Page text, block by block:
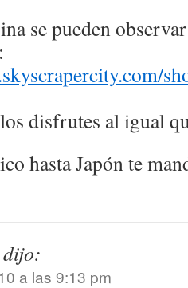
se pueden
disfrutes al igual
hasta Japón te
dijo:
a las 9:13 pm